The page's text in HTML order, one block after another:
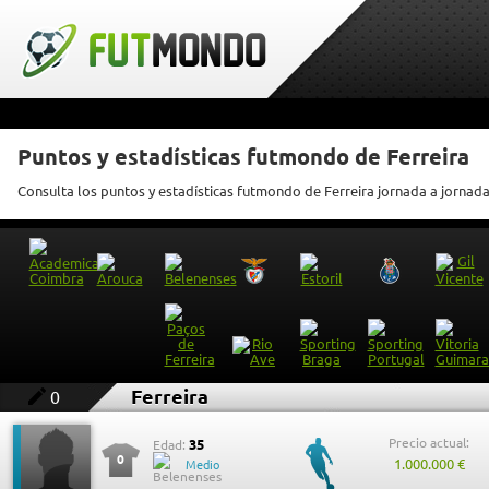
Puntos y estadísticas futmondo de Ferreira
Consulta los puntos y estadísticas futmondo de Ferreira jornada a jornada
0 Ferreira
0
Edad: 35
Medio
Precio actual:
1.000.000 €